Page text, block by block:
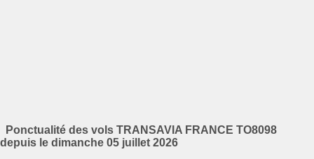
Ponctualité des vols TRANSAVIA FRANCE TO8098
depuis le dimanche 05 juillet 2026